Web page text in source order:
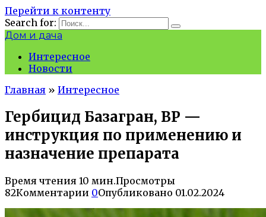
Перейти к контенту
Search for:
Дом и дача
Интересное
Новости
Главная » Интересное
Гербицид Базагран, ВР —
инструкция по применению и
назначение препарата
Время чтения 10 мин.Просмотры
82Комментарии 0Опубликовано 01.02.2024